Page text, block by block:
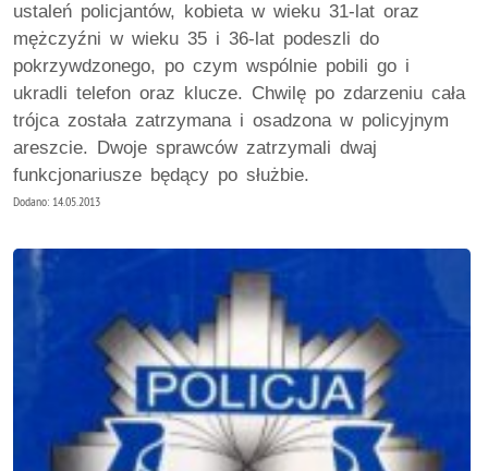
ustaleń policjantów, kobieta w wieku 31-lat oraz
mężczyźni w wieku 35 i 36-lat podeszli do
pokrzywdzonego, po czym wspólnie pobili go i
ukradli telefon oraz klucze. Chwilę po zdarzeniu cała
trójca została zatrzymana i osadzona w policyjnym
areszcie. Dwoje sprawców zatrzymali dwaj
funkcjonariusze będący po służbie.
Dodano: 14.05.2013